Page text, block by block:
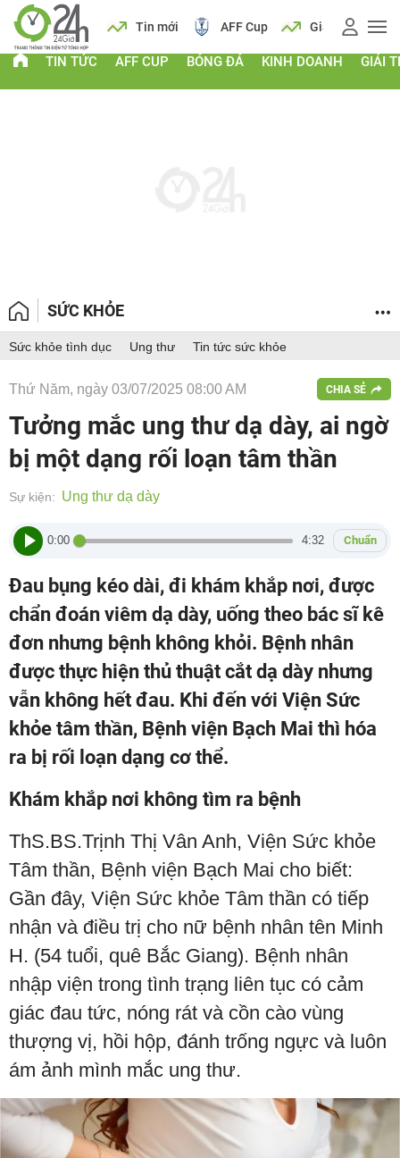
Lịch Tin mới AFF Cup Giá vàng
TIN TỨC AFF CUP BÓNG ĐÁ KINH DOANH GIẢI
SỨC KHỎE
Sức khỏe tình dục Ung thư Tin tức sức khỏe
Thứ Năm, ngày 03/07/2025 08:00 AM CHIA SẺ
Tưởng mắc ung thư dạ dày, ai ngờ
bị một dạng rối loạn tâm thần
Sự kiện: Ung thư dạ dày
0:00 4:32 Chuẩn
Đau bụng kéo dài, đi khám khắp nơi, được
chẩn đoán viêm dạ dày, uống theo bác sĩ kê
đơn nhưng bệnh không khỏi. Bệnh nhân
được thực hiện thủ thuật cắt dạ dày nhưng
vẫn không hết đau. Khi đến với Viện Sức
khỏe tâm thần, Bệnh viện Bạch Mai thì hóa
ra bị rối loạn dạng cơ thể.
Khám khắp nơi không tìm ra bệnh
ThS.BS.Trịnh Thị Vân Anh, Viện Sức khỏe
Tâm thần, Bệnh viện Bạch Mai cho biết:
Gần đây, Viện Sức khỏe Tâm thần có tiếp
nhận và điều trị cho nữ bệnh nhân tên Minh
H. (54 tuổi, quê Bắc Giang). Bệnh nhân
nhập viện trong tình trạng liên tục có cảm
giác đau tức, nóng rát và cồn cào vùng
thượng vị, hồi hộp, đánh trống ngực và luôn
ám ảnh mình mắc ung thư.